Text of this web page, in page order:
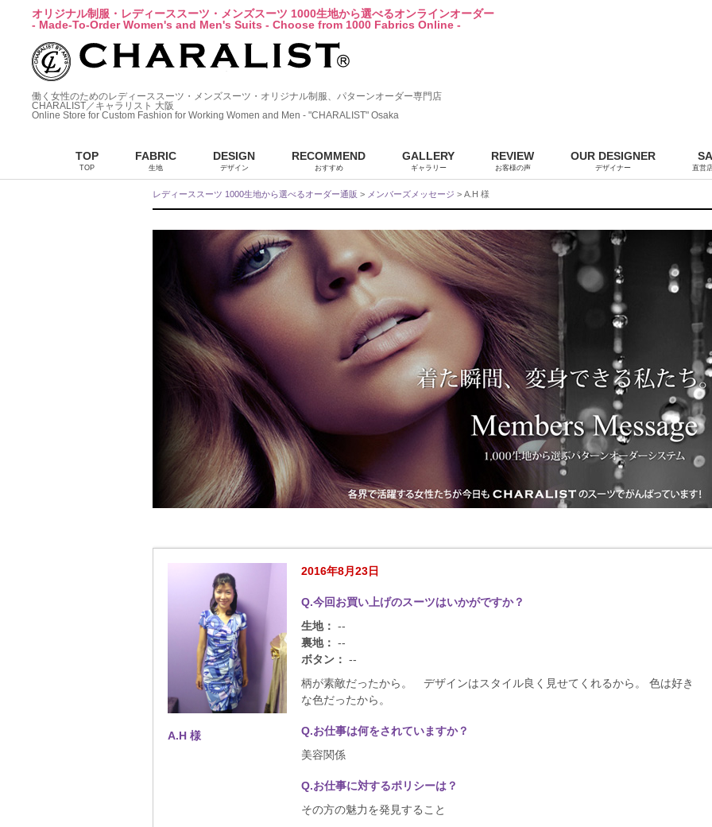
オリジナル制服・レディーススーツ・メンズスーツ 1000生地から選べるオンラインオーダー
- Made-To-Order Women's and Men's Suits - Choose from 1000 Fabrics Online -
働く女性のためのレディーススーツ・メンズスーツ・オリジナル制服、パターンオーダー専門店
CHARALIST／キャラリスト 大阪
Online Store for Custom Fashion for Working Women and Men - "CHARALIST" Osaka
TOP
TOP
FABRIC
生地
DESIGN
デザイン
RECOMMEND
おすすめ
GALLERY
ギャラリー
REVIEW
お客様の声
OUR DESIGNER
デザイナー 直営
レディーススーツ 1000生地から選べるオーダー通販 > メンバーズメッセージ > A.H 様
A.H 様
2016年8月23日
Q.今回お買い上げのスーツはいかがですか？
生地： --
裏地： --
ボタン： --
柄が素敵だったから。 デザインはスタイル良く見せてくれるから。 色は好き
な色だったから。
Q.お仕事は何をされていますか？
美容関係
Q.お仕事に対するポリシーは？
その方の魅力を発見すること